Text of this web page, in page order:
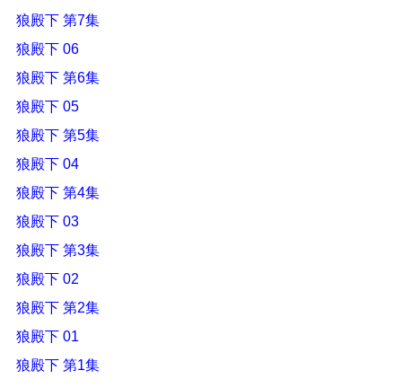
狼殿下 第7集
狼殿下 06
狼殿下 第6集
狼殿下 05
狼殿下 第5集
狼殿下 04
狼殿下 第4集
狼殿下 03
狼殿下 第3集
狼殿下 02
狼殿下 第2集
狼殿下 01
狼殿下 第1集